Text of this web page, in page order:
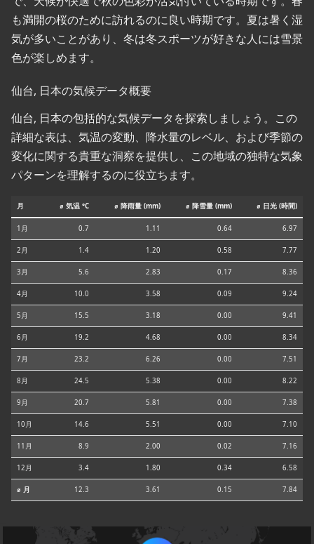
も満開の桜のために訪れるのに良い時期です。夏は暑く湿
気が多いことがあり、冬は冬スポーツが好きな人には雪景
色が楽しめます。
仙台, 日本の気候データ概要
仙台, 日本の包括的な気候データを探索しましょう。この
詳細な表は、気温の変動、降水量のレベル、および季節の
変化に関する貴重な洞察を提供し、この地域の独特な気象
パターンを理解するのに役立ちます。
月 ⌀ 気温 °C ⌀ 降雨量 (mm) ⌀ 降雪量 (mm) ⌀ 日光 (時間)
1月 0.7 1.11 0.64 6.97
2月 1.4 1.20 0.58 7.77
3月 5.6 2.83 0.17 8.36
4月 10.0 3.58 0.09 9.24
5月 15.5 3.18 0.00 9.41
6月 19.2 4.68 0.00 8.34
7月 23.2 6.26 0.00 7.51
8月 24.5 5.38 0.00 8.22
9月 20.7 5.81 0.00 7.38
10月 14.6 5.51 0.00 7.10
11月 8.9 2.00 0.02 7.16
12月 3.4 1.80 0.34 6.58
⌀ 月 12.3 3.61 0.15 7.84